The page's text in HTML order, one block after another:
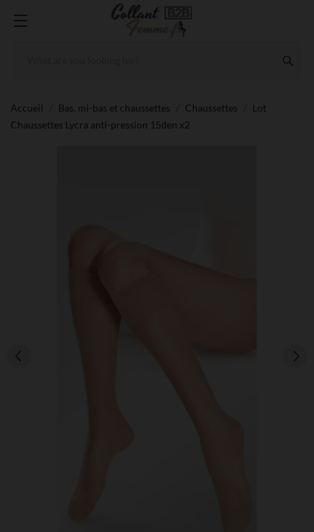
Accueil Bas, mi-bas et chaussettes Chaussettes
Lot
Chaussettes Lycra anti-pression 15den x2